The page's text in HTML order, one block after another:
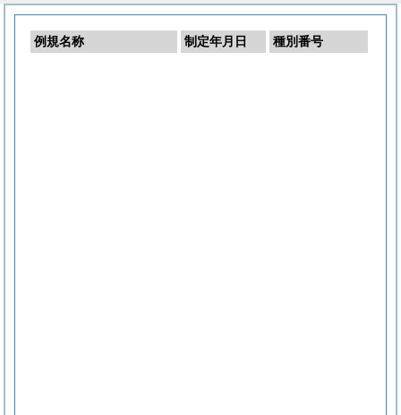
例規名称 制定年月日 種別番号